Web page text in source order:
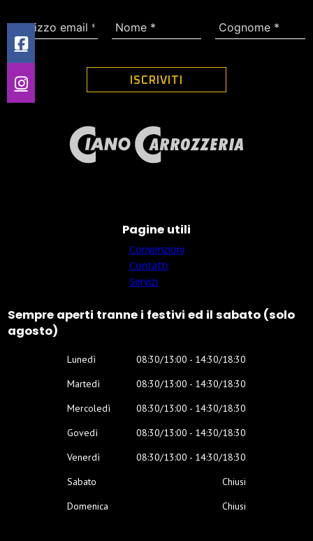
Pagine utili
Convenzioni
Contatti
Servizi
Sempre aperti tranne i festivi ed il sabato (solo
agosto)
Lunedì
08:30/13:00 - 14:30/18:30
Martedì
08:30/13:00 - 14:30/18:30
Mercoledì
08:30/13:00 - 14:30/18:30
Govedì
08:30/13:00 - 14:30/18:30
Venerdì
08:30/13:00 - 14:30/18:30
Sabato
Chiusi
Domenica
Chiusi